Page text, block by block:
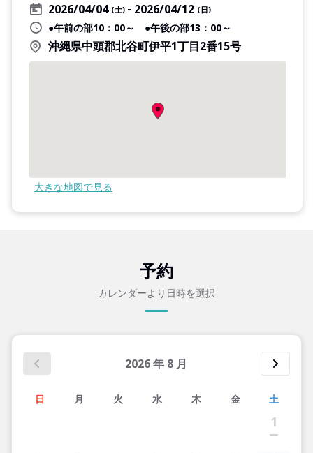
2026/04/04 (土) 2026/04/12 (日)
●午前の部10：00～ ●午後の部13：00～
沖縄県中頭郡北谷町伊平1丁目2番15号
大きな地図で見る
予約
カレンダーより日時を選択
2026年 8 月
日 月 火 水 木 金 土
1